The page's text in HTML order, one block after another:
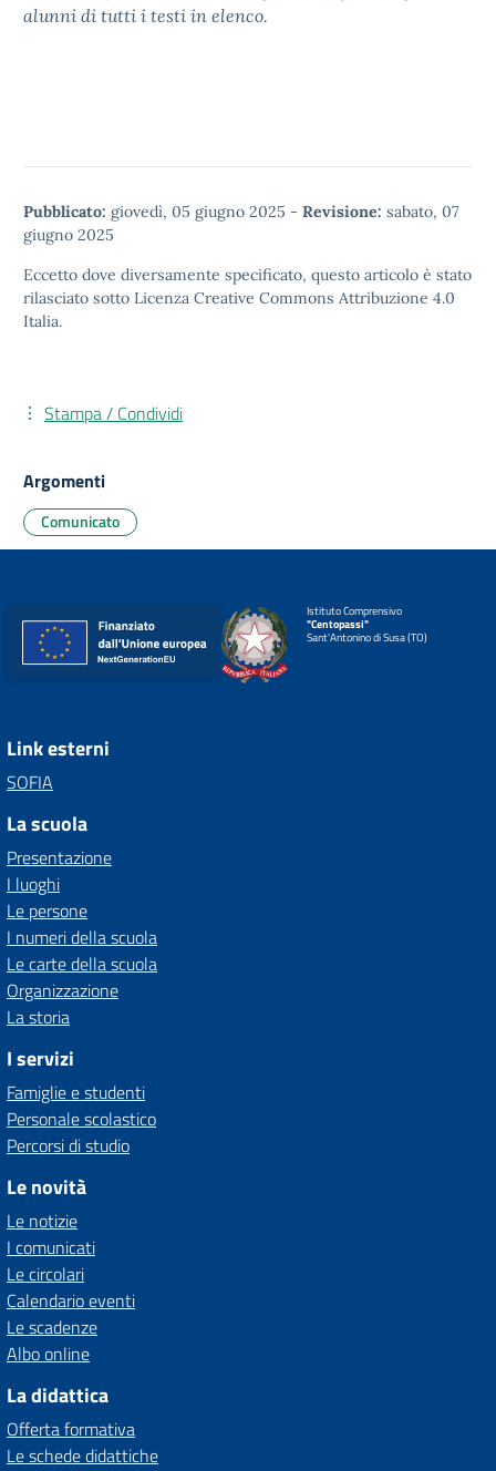
alunni di tutti i testi in elenco.
Pubblicato: giovedì, 05 giugno 2025 - Revisione: sabato, 07
giugno 2025
Eccetto dove diversamente specificato, questo articolo è stato
rilasciato sotto Licenza Creative Commons Attribuzione 4.0
Italia.
Stampa / Condividi
Argomenti
Comunicato
Istituto Comprensivo
"Centopassi"
Sant'Antonino di Susa (TO)
Link esterni
SOFIA
La scuola
Presentazione
I luoghi
Le persone
I numeri della scuola
Le carte della scuola
Organizzazione
La storia
I servizi
Famiglie e studenti
Personale scolastico
Percorsi di studio
Le novità
Le notizie
I comunicati
Le circolari
Calendario eventi
Le scadenze
Albo online
La didattica
Offerta formativa
Le schede didattiche